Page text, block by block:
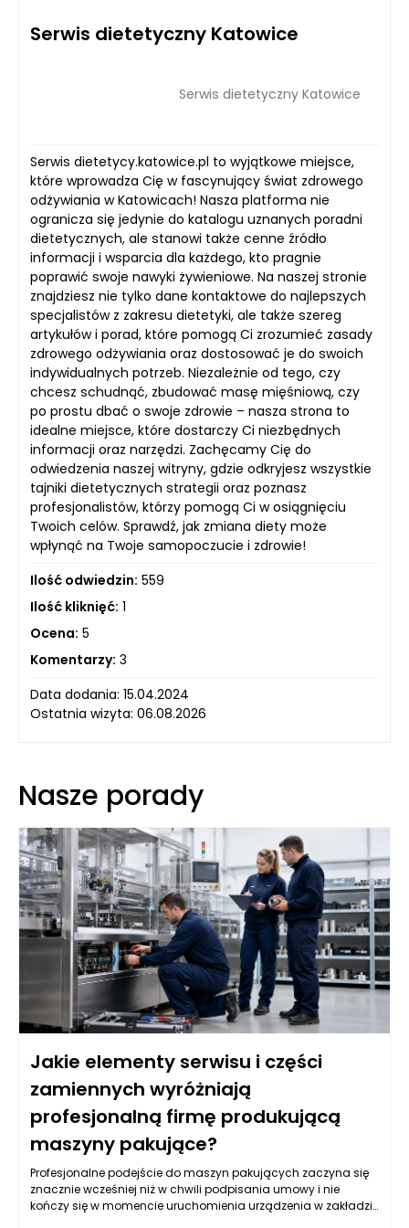
Serwis dietetyczny Katowice
Serwis dietetyczny Katowice
Serwis dietetycy.katowice.pl to wyjątkowe miejsce,
które wprowadza Cię w fascynujący świat zdrowego
odżywiania w Katowicach! Nasza platforma nie
ogranicza się jedynie do katalogu uznanych poradni
dietetycznych, ale stanowi także cenne źródło
informacji i wsparcia dla każdego, kto pragnie
poprawić swoje nawyki żywieniowe. Na naszej stronie
znajdziesz nie tylko dane kontaktowe do najlepszych
specjalistów z zakresu dietetyki, ale także szereg
artykułów i porad, które pomogą Ci zrozumieć zasady
zdrowego odżywiania oraz dostosować je do swoich
indywidualnych potrzeb. Niezależnie od tego, czy
chcesz schudnąć, zbudować masę mięśniową, czy
po prostu dbać o swoje zdrowie – nasza strona to
idealne miejsce, które dostarczy Ci niezbędnych
informacji oraz narzędzi. Zachęcamy Cię do
odwiedzenia naszej witryny, gdzie odkryjesz wszystkie
tajniki dietetycznych strategii oraz poznasz
profesjonalistów, którzy pomogą Ci w osiągnięciu
Twoich celów. Sprawdź, jak zmiana diety może
wpłynąć na Twoje samopoczucie i zdrowie!
Ilość odwiedzin: 559
Ilość kliknięć: 1
Ocena: 5
Komentarzy: 3
Data dodania: 15.04.2024
Ostatnia wizyta: 06.08.2026
Nasze porady
Jakie elementy serwisu i części
zamiennych wyróżniają
profesjonalną firmę produkującą
maszyny pakujące?
Profesjonalne podejście do maszyn pakujących zaczyna się
znacznie wcześniej niż w chwili podpisania umowy i nie
kończy się w momencie uruchomienia urządzenia w zakładzie